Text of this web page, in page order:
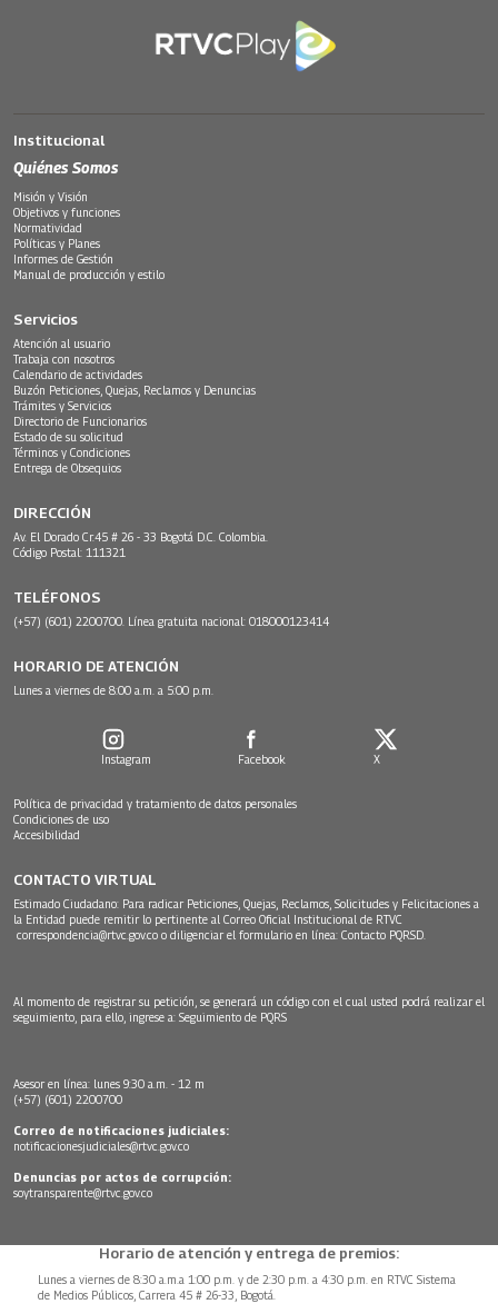
Institucional
Quiénes Somos
Misión y Visión
Objetivos y funciones
Normatividad
Políticas y Planes
Informes de Gestión
Manual de producción y estilo
Servicios
Atención al usuario
Trabaja con nosotros
Calendario de actividades
Buzón Peticiones, Quejas, Reclamos y Denuncias
Trámites y Servicios
Directorio de Funcionarios
Estado de su solicitud
Términos y Condiciones
Entrega de Obsequios
DIRECCIÓN
Av. El Dorado Cr.45 # 26 - 33 Bogotá D.C. Colombia.
Código Postal: 111321
TELÉFONOS
(+57) (601) 2200700. Línea gratuita nacional: 018000123414
HORARIO DE ATENCIÓN
Lunes a viernes de 8:00 a.m. a 5:00 p.m.
Instagram Facebook X
Política de privacidad y tratamiento de datos personales
Condiciones de uso
Accesibilidad
CONTACTO VIRTUAL
Estimado Ciudadano: Para radicar Peticiones, Quejas, Reclamos, Solicitudes y Felicitaciones a
la Entidad puede remitir lo pertinente al Correo Oficial Institucional de RTVC
correspondencia@rtvc.gov.co o diligenciar el formulario en línea: Contacto PQRSD.
Al momento de registrar su petición, se generará un código con el cual usted podrá realizar el
seguimiento, para ello, ingrese a: Seguimiento de PQRS
Asesor en línea: lunes 9:30 a.m. - 12 m
(+57) (601) 2200700
Correo de notificaciones judiciales:
notificacionesjudiciales@rtvc.gov.co
Denuncias por actos de corrupción:
soytransparente@rtvc.gov.co
Horario de atención y entrega de premios:
Lunes a viernes de 8:30 a.m.a 1:00 p.m. y de 2:30 p.m. a 4:30 p.m. en RTVC Sistema
de Medios Públicos, Carrera 45 # 26-33, Bogotá.